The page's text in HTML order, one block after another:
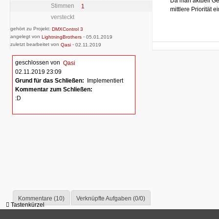
Stimmen
1
versteckt
gehört zu Projekt: DMXControl 3
angelegt von LightningBrothers - 05.01.2019
zuletzt bearbeitet von Qasi - 02.11.2019
mittlere Priorität
geschlossen von Qasi
02.11.2019 23:09
Grund für das Schließen: Implementiert
Kommentar zum Schließen:
:D
Kommentare (10)
Verknüpfte Aufgaben (0/0)
Tastenkürzel